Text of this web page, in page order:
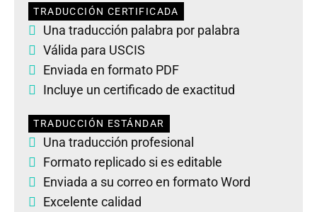
TRADUCCIÓN CERTIFICADA
Una traducción palabra por palabra
Válida para USCIS
Enviada en formato PDF
Incluye un certificado de exactitud
TRADUCCIÓN ESTÁNDAR
Una traducción profesional
Formato replicado si es editable
Enviada a su correo en formato Word
Excelente calidad